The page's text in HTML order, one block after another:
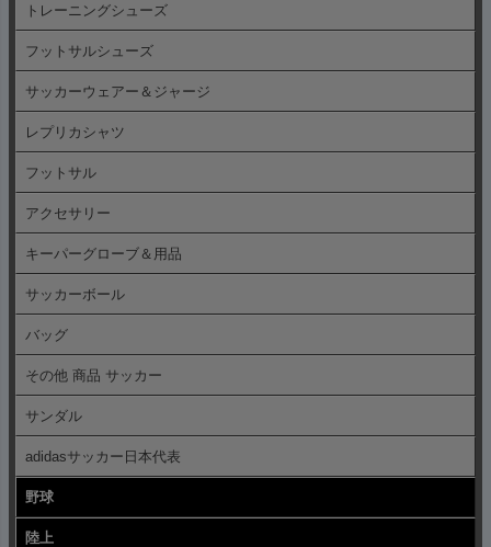
トレーニングシューズ
フットサルシューズ
サッカーウェアー＆ジャージ
レプリカシャツ
フットサル
アクセサリー
キーパーグローブ＆用品
サッカーボール
バッグ
その他 商品 サッカー
サンダル
adidasサッカー日本代表
野球
陸上